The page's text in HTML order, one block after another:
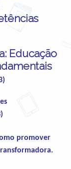
Educação
promover